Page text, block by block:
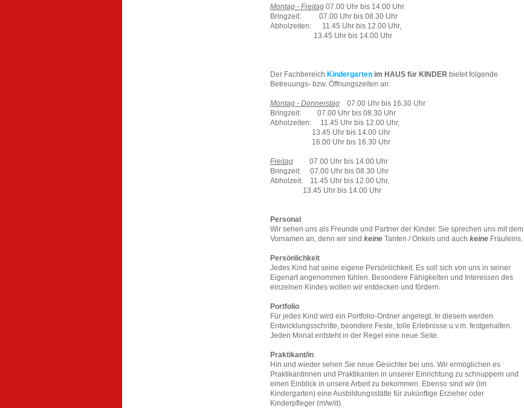
Montag - Freitag 07.00 Uhr bis 14.00 Uhr
Bringzeit: 07.00 Uhr bis 08.30 Uhr
Abholzeiten: 11.45 Uhr bis 12.00 Uhr,
13.45 Uhr bis 14.00 Uhr
Der Fachbereich Kindergarten im HAUS für KINDER bietet folgende
Betreuungs- bzw. Öffnungszeiten an:
Montag - Donnerstag 07.00 Uhr bis 16.30 Uhr
Bringzeit: 07.00 Uhr bis 08.30 Uhr
Abholzeiten: 11.45 Uhr bis 12.00 Uhr,
13.45 Uhr bis 14.00 Uhr
16.00 Uhr bis 16.30 Uhr
Freitag 07.00 Uhr bis 14.00 Uhr
Bringzeit: 07.00 Uhr bis 08.30 Uhr
Abholzeit: 11.45 Uhr bis 12.00 Uhr,
13.45 Uhr bis 14.00 Uhr
Personal
Wir sehen uns als Freunde und Partner der Kinder. Sie sprechen uns mit dem
Vornamen an, denn wir sind keine Tanten / Onkels und auch keine Fräuleins.
Persönlichkeit
Jedes Kind hat seine eigene Persönlichkeit. Es soll sich von uns in seiner
Eigenart angenommen fühlen. Besondere Fähigkeiten und Interessen des
einzelnen Kindes wollen wir entdecken und fördern.
Portfolio
Für jedes Kind wird ein Portfolio-Ordner angelegt. In diesem werden
Entwicklungsschritte, beondere Feste, tolle Erlebnisse u.v.m. festgehalten.
Jeden Monat entsteht in der Regel eine neue Seite.
Praktikant/in
Hin und wieder sehen Sie neue Gesichter bei uns. Wir ermöglichen es
Praktikantinnen und Praktikanten in unserer Einrichtung zu schnuppern und
einen Einblick in unsere Arbeit zu bekommen. Ebenso sind wir (im
Kindergarten) eine Ausbildungsstätte für zukünftige Erzieher oder
Kinderpfleger (m/w/d).